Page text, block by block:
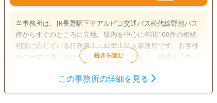
当事務所は、JR長野駅下車アルピコ交通バス松代線野池バス
停からすぐのところに立地。県内を中心に年間100件の相続
相談に応じている行政書士・社労士法人事務所です。お客様
のニーズに適したサービスの提供を第一とし、相続を「争
遺産分割
この事務所の詳細を見る